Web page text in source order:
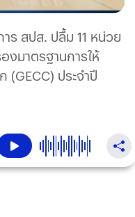
ร สปส. ปลื้ม 11 หน่วย
งมาตรฐานการให้
(GECC) ประจำปี